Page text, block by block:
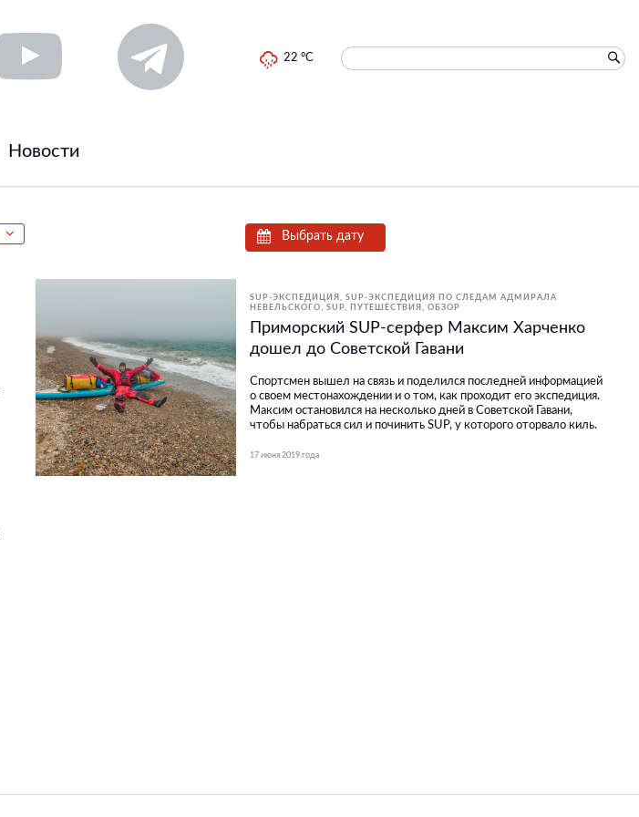
22 °C
Новости
Выбрать дату
SUP-ЭКСПЕДИЦИЯ
SUP-ЭКСПЕДИЦИЯ ПО СЛЕДАМ АДМИРАЛА
НЕВЕЛЬСКОГО
SUP ПУТЕШЕСТВИЯ ОБЗОР
Приморский SUP-серфер Максим Харченко
дошел до Советской Гавани
Спортсмен вышел на связь и поделился последней информацией
о своем местонахождении и о том, как проходит его экспедиция.
Максим остановился на несколько дней в Советской Гавани,
чтобы набраться сил и починить SUP, у которого оторвало киль.
17 июня 2019 года